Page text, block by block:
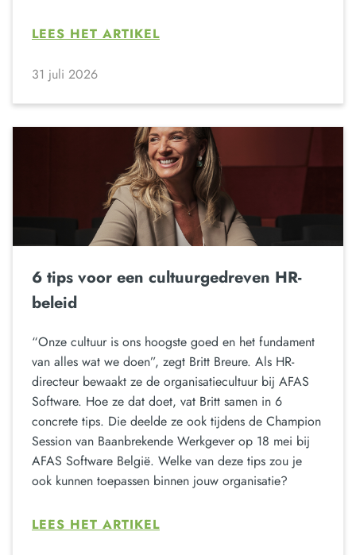
LEES HET ARTIKEL
31 juli 2026
6 tips voor een cultuurgedreven HR-
beleid
“Onze cultuur is ons hoogste goed en het fundament
van alles wat we doen”, zegt Britt Breure. Als HR-
directeur bewaakt ze de organisatiecultuur bij AFAS
Software. Hoe ze dat doet, vat Britt samen in 6
concrete tips. Die deelde ze ook tijdens de Champion
Session van Baanbrekende Werkgever op 18 mei bij
AFAS Software België. Welke van deze tips zou je
ook kunnen toepassen binnen jouw organisatie?
LEES HET ARTIKEL